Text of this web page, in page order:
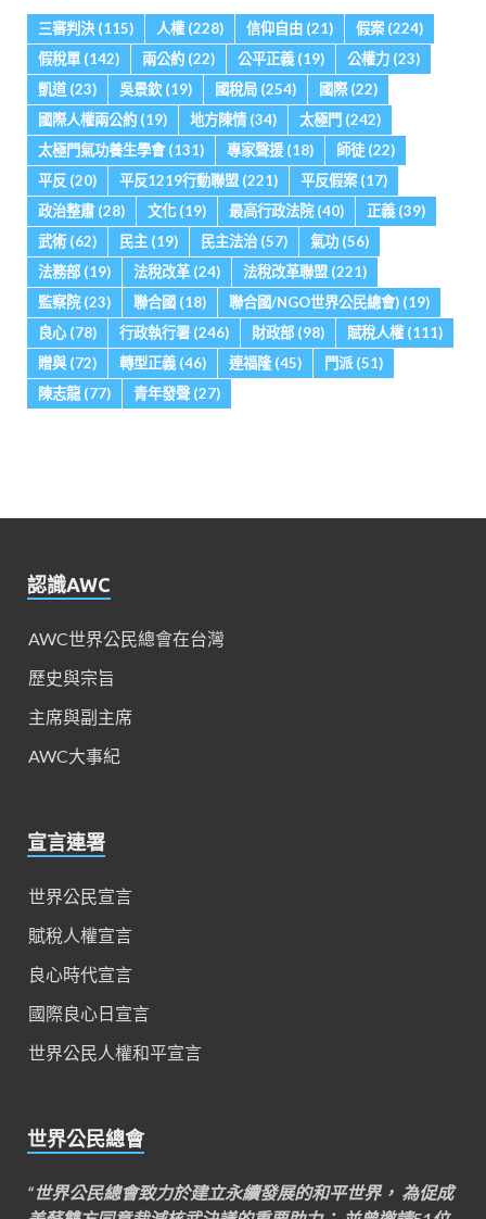
三審判決(115) 人權(228) 信仰自由 (21) 假案(224)
假稅單 (142) 兩公約 (22) 公平正義 (19) 公權力 (23)
凱道(23) 吳景欽 (19) 國稅局 (254) 國際(22)
國際人權兩公約 (19) 地方陳情(34) 太極門 (242)
太極門氣功養生學會(131) 專家聲援(18) 師徒(22)
平反 (20) 平反1219行動聯盟 (221) 平反假案(17)
政治整肅 (28) 文化 (19) 最高行政法院(40) 正義 (39)
武術(62) 民主 (19) 民主法治 (57) 氣功 (56)
法務部 (19) 法稅改革 (24) 法稅改革聯盟 (221)
監察院(23) 聯合國 (18) 聯合國/NGO世界公民總會) (19)
良心(78) 行政執行署 (246) 財政部 (98) 賦稅人權(111)
贈與(72) 轉型正義 (46) 連福隆(45) 門派(51)
陳志龍(77) 青年發聲 (27)
認識AWC
AWC世界公民總會在台灣
歷史與宗旨
主席與副主席
AWC大事紀
宣言連署
世界公民宣言
賦稅人權宣言
良心時代宣言
國際良心日宣言
世界公民人權和平宣言
世界公民總會
“世界公民總會致力於建立永續發展的和平世界， 為促成